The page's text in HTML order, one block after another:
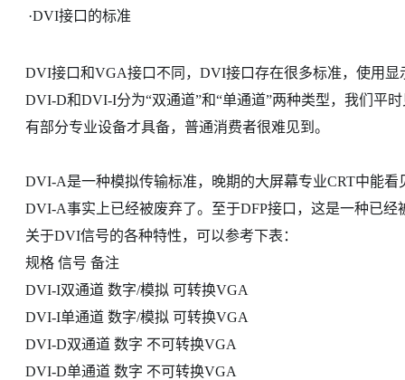
·DVI接口的标准
DVI接口和VGA接口不同，DVI接口存在很多标准，使用
DVI-D和DVI-I分为“双通道”和“单通道”两种类型，我们平
有部分专业设备才具备，普通消费者很难见到。
DVI-A是一种模拟传输标准，晚期的大屏幕专业CRT中能
DVI-A事实上已经被废弃了。至于DFP接口，这是一种已经
关于DVI信号的各种特性，可以参考下表：
规格 信号 备注
DVI-I双通道 数字/模拟 可转换VGA
DVI-I单通道 数字/模拟 可转换VGA
DVI-D双通道 数字 不可转换VGA
DVI-D单通道 数字 不可转换VGA